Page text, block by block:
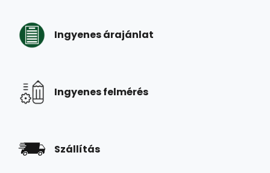
Ingyenes árajánlat
Ingyenes felmérés
Szállítás